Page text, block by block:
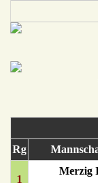
Rg
1
Merzig